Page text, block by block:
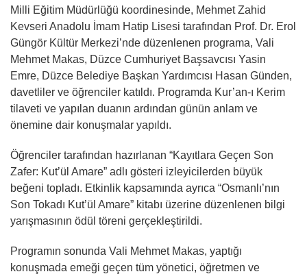
Milli Eğitim Müdürlüğü koordinesinde, Mehmet Zahid
Kevseri Anadolu İmam Hatip Lisesi tarafından Prof. Dr. Erol
Güngör Kültür Merkezi’nde düzenlenen programa, Vali
Mehmet Makas, Düzce Cumhuriyet Başsavcısı Yasin
Emre, Düzce Belediye Başkan Yardımcısı Hasan Günden,
davetliler ve öğrenciler katıldı. Programda Kur’an-ı Kerim
tilaveti ve yapılan duanın ardından günün anlam ve
önemine dair konuşmalar yapıldı.
Öğrenciler tarafından hazırlanan “Kayıtlara Geçen Son
Zafer: Kut’ül Amare” adlı gösteri izleyicilerden büyük
beğeni topladı. Etkinlik kapsamında ayrıca “Osmanlı’nın
Son Tokadı Kut’ül Amare” kitabı üzerine düzenlenen bilgi
yarışmasının ödül töreni gerçekleştirildi.
Programın sonunda Vali Mehmet Makas, yaptığı
konuşmada emeği geçen tüm yönetici, öğretmen ve